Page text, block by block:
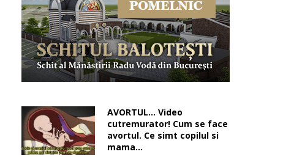
AVORTUL… Video
cutremurator! Cum se face
avortul. Ce simt copilul si
mama…